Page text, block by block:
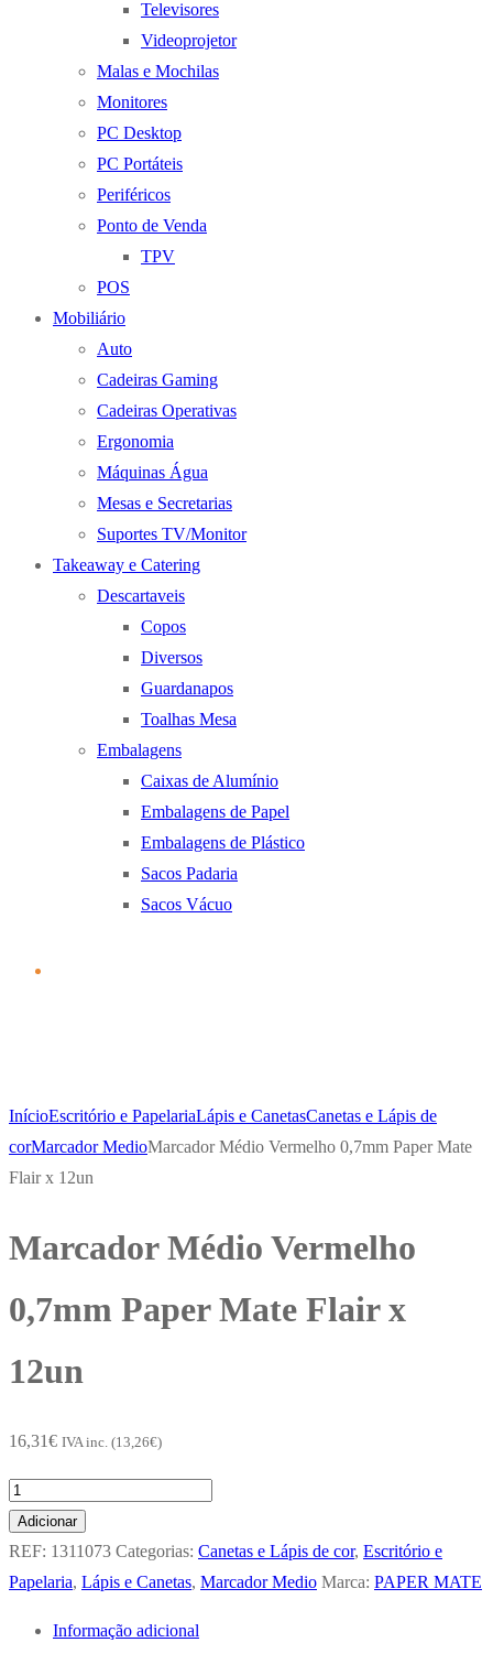
Televisores
Videoprojetor
Malas e Mochilas
Monitores
PC Desktop
PC Portáteis
Periféricos
Ponto de Venda
TPV
POS
Mobiliário
Auto
Cadeiras Gaming
Cadeiras Operativas
Ergonomia
Máquinas Água
Mesas e Secretarias
Suportes TV/Monitor
Takeaway e Catering
Descartaveis
Copos
Diversos
Guardanapos
Toalhas Mesa
Embalagens
Caixas de Alumínio
Embalagens de Papel
Embalagens de Plástico
Sacos Padaria
Sacos Vácuo
InícioEscritório e PapelariaLápis e CanetasCanetas e Lápis de
corMarcador MedioMarcador Médio Vermelho 0,7mm Paper Mate
Flair x 12un
Marcador Médio Vermelho
0,7mm Paper Mate Flair x
12un
16,31€ IVA inc. (13,26€)
Quantidade
de
Marcador
Médio
0,7mm
Adicionar
REF: 1311073 Categorias: Canetas e Lápis de cor, Escritório e
Papelaria, Lápis e Canetas, Marcador Medio Marca: PAPER MATE
Informação adicional